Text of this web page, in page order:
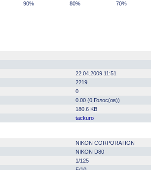
90% 80% 70%
22.04.2009 11:51
2219
0
0.00 (0 Голос(ов))
180.6 KB
tackuro
NIKON CORPORATION
NIKON D80
1/125